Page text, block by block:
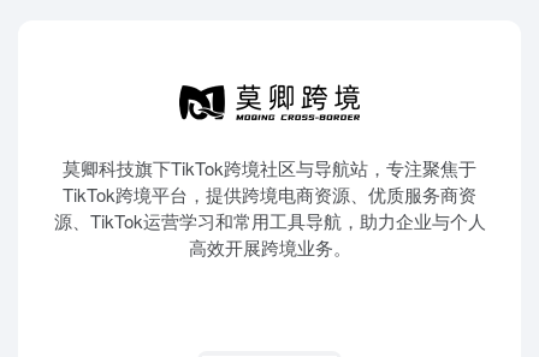
莫卿科技旗下TikTok跨境社区与导航站，专注聚焦于
TikTok跨境平台，提供跨境电商资源、优质服务商资
源、TikTok运营学习和常用工具导航，助力企业与个人
高效开展跨境业务。